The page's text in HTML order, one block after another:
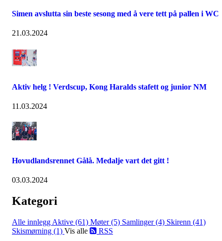
Simen avslutta sin beste sesong med å vere tett på pallen i WC
21.03.2024
Aktiv helg ! Verdscup, Kong Haralds stafett og junior NM
11.03.2024
Hovudlandsrennet Gålå. Medalje vart det gitt !
03.03.2024
Kategori
Alle innlegg Aktive (61) Møter (5) Samlinger (4) Skirenn (41)
Skismørning (1) Vis alle RSS